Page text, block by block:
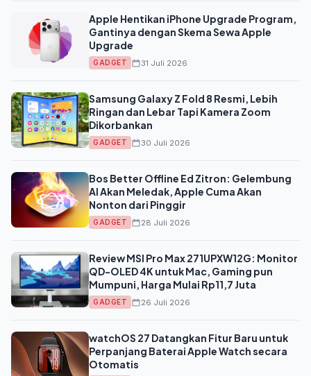
Apple Hentikan iPhone Upgrade Program,
Gantinya dengan Skema Sewa Apple
Upgrade
GADGET 31 Juli 2026
Samsung Galaxy Z Fold 8 Resmi, Lebih
Ringan dan Lebar Tapi Kamera Zoom
Dikorbankan
GADGET 30 Juli 2026
Bos Better Offline Ed Zitron: Gelembung
AI Akan Meledak, Apple Cuma Akan
Nonton dari Pinggir
GADGET 28 Juli 2026
Review MSI Pro Max 271UPXW12G: Monitor
QD-OLED 4K untuk Mac, Gaming pun
Mumpuni, Harga Mulai Rp11,7 Juta
GADGET 26 Juli 2026
watchOS 27 Datangkan Fitur Baru untuk
Perpanjang Baterai Apple Watch secara
Otomatis